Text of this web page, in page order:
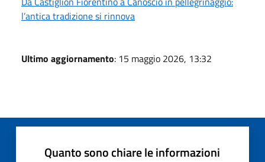
l’antica tradizione si rinnova
Ultimo aggiornamento: 15 maggio 2026, 13:32
Quanto sono chiare le informazioni